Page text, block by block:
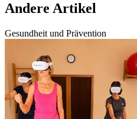
Andere Artikel
Gesundheit und Prävention